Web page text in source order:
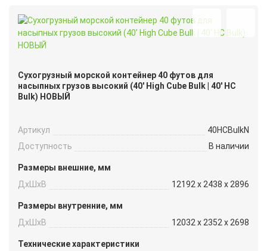
Сухогрузный морской контейнер 40 футов для
насыпных грузов высокий (40′ High Cube Bulk | 40′ HC
Bulk) НОВЫЙ
Артикул
40HCBulkN
Доступность
В наличии
Размеры внешние, мм
ДxШxВ
12192 x 2438 x 2896
Размеры внутренние, мм
ДxШxВ
12032 x 2352 x 2698
Технические характеристики